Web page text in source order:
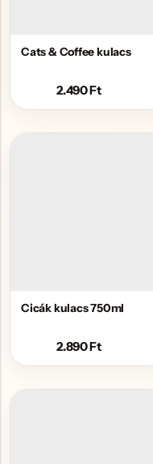
Cats & Coffee kulacs
2.490Ft
Cicák kulacs 750ml
2.890Ft